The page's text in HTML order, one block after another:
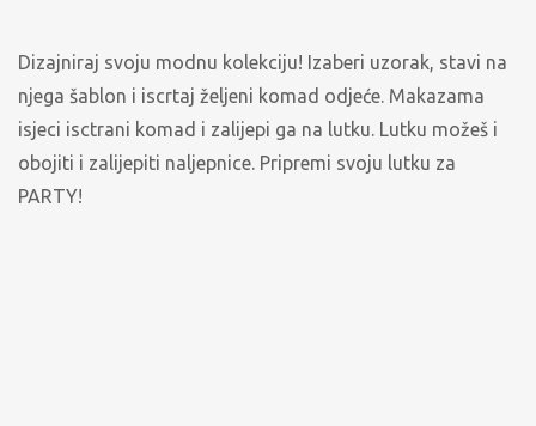
Dizajniraj svoju modnu kolekciju! Izaberi uzorak, stavi na
njega šablon i iscrtaj željeni komad odjeće. Makazama
isjeci isctrani komad i zalijepi ga na lutku. Lutku možeš i
obojiti i zalijepiti naljepnice. Pripremi svoju lutku za
PARTY!